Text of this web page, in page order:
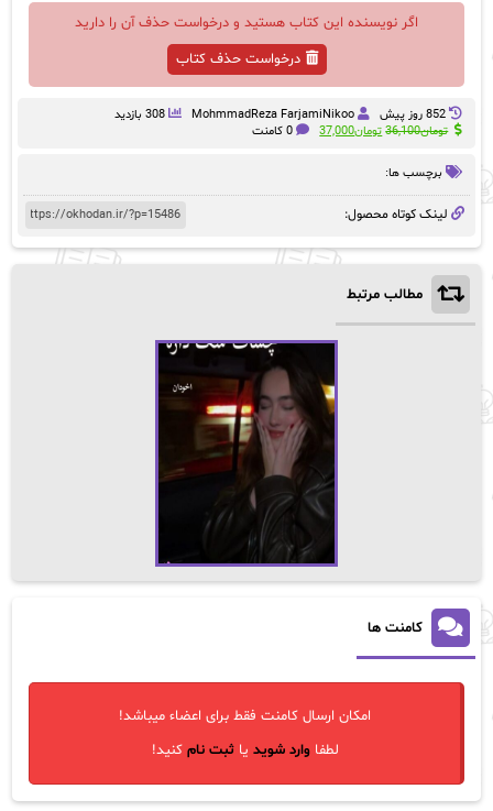
اگر نویسنده این کتاب هستید و درخواست حذف آن را دارید
درخواست حذف کتاب
852 روز پيش MohmmadReza FarjamiNikoo
308 بازدید
تومان36,100 قیمت
تومان37,000قیمت0 کامنت
برچسب ها:
لینک کوتاه محصول:
مطالب مرتبط
کامنت ها
امکان ارسال کامنت فقط برای اعضاء میباشد!
لطفاوارد شوید یاثبت نام کنید!